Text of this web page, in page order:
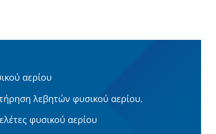
αερίου
λεβητών φυσικού αερίου.
φυσικού αερίου